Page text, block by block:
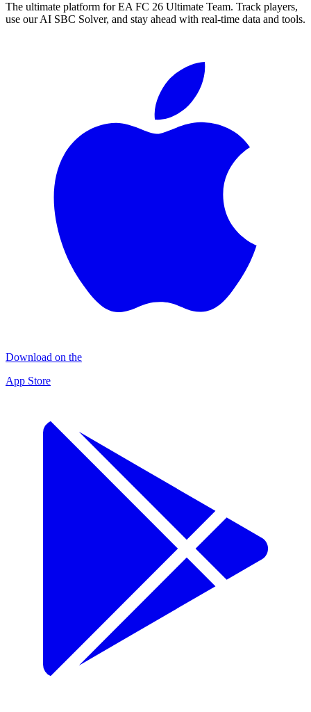
The ultimate platform for EA FC 26 Ultimate Team. Track players,
use our AI SBC Solver, and stay ahead with real-time data and tools.
Download on the
App Store